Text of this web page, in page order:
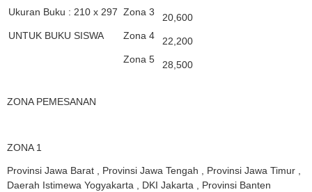
Ukuran Buku : 210 x 297 Zona 3
20,600
UNTUK BUKU SISWA
Zona 4
22,200
Zona 5
28,500
ZONA PEMESANAN
ZONA 1
Provinsi Jawa Barat , Provinsi Jawa Tengah , Provinsi Jawa Timur ,
Daerah Istimewa Yogyakarta , DKI Jakarta , Provinsi Banten